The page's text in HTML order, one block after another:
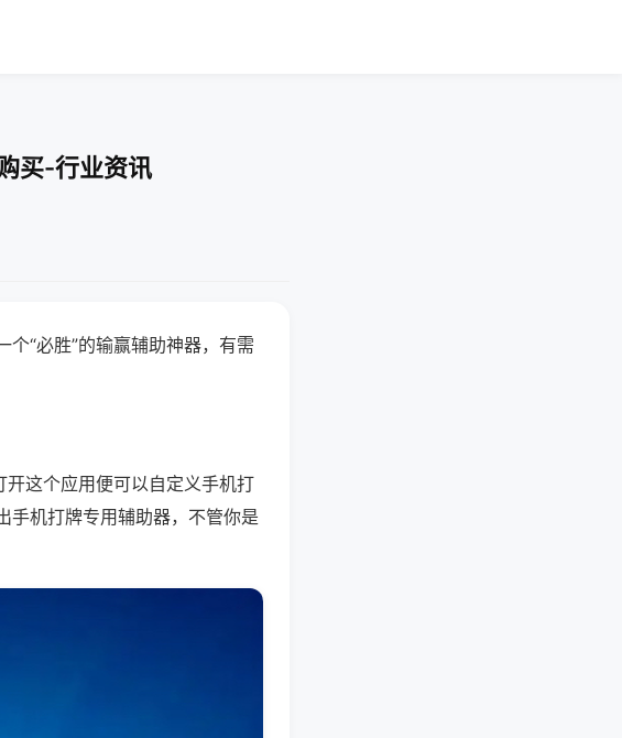
买-行业资讯
“必胜”的输赢辅助神器，有需
开这个应用便可以自定义手机打
手机打牌专用辅助器，不管你是